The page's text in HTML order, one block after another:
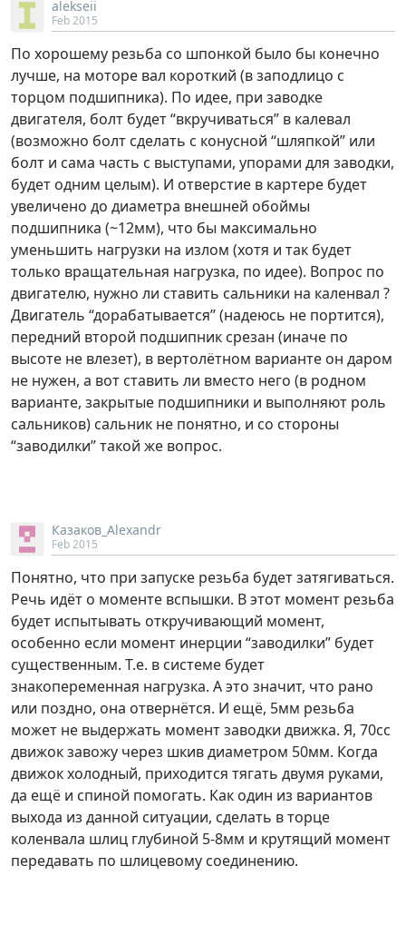
alekseii
Feb 2015
По хорошему резьба со шпонкой было бы конечно
лучше, на моторе вал короткий (в заподлицо с
торцом подшипника). По идее, при заводке
двигателя, болт будет “вкручиваться” в калевал
(возможно болт сделать с конусной “шляпкой” или
болт и сама часть с выступами, упорами для заводки,
будет одним целым). И отверстие в картере будет
увеличено до диаметра внешней обоймы
подшипника (~12мм), что бы максимально
уменьшить нагрузки на излом (хотя и так будет
только вращательная нагрузка, по идее). Вопрос по
двигателю, нужно ли ставить сальники на каленвал ?
Двигатель “дорабатывается” (надеюсь не портится),
передний второй подшипник срезан (иначе по
высоте не влезет), в вертолётном варианте он даром
не нужен, а вот ставить ли вместо него (в родном
варианте, закрытые подшипники и выполняют роль
сальников) сальник не понятно, и со стороны
“заводилки” такой же вопрос.
Казаков_Alexandr
Feb 2015
Понятно, что при запуске резьба будет затягиваться.
Речь идёт о моменте вспышки. В этот момент резьба
будет испытывать откручивающий момент,
особенно если момент инерции “заводилки” будет
существенным. Т.е. в системе будет
знакопеременная нагрузка. А это значит, что рано
или поздно, она отвернётся. И ещё, 5мм резьба
может не выдержать момент заводки движка. Я, 70сс
движок завожу через шкив диаметром 50мм. Когда
движок холодный, приходится тягать двумя руками,
да ещё и спиной помогать. Как один из вариантов
выхода из данной ситуации, сделать в торце
коленвала шлиц глубиной 5-8мм и крутящий момент
передавать по шлицевому соединению.